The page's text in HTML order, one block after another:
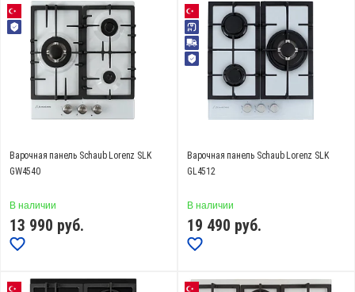
Высота, см
от
Варочная панель Schaub Lorenz SLK
GW4540
В наличии
13 990 руб.
Варочная панель Schaub Lorenz SLK
GL4512
В наличии
19 490 руб.